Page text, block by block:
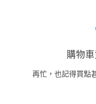
購物
再忙，也記得買點